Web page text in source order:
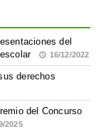
del
16/12/2022
derechos
del Concurso
2025